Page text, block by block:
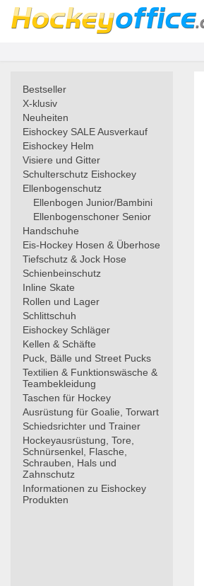
Bestseller
X-klusiv
Neuheiten
Eishockey SALE Ausverkauf
Eishockey Helm
Visiere und Gitter
Schulterschutz Eishockey
Ellenbogenschutz
Ellenbogen Junior/Bambini
Ellenbogenschoner Senior
Handschuhe
Eis-Hockey Hosen & Überhose
Tiefschutz & Jock Hose
Schienbeinschutz
Inline Skate
Rollen und Lager
Schlittschuh
Eishockey Schläger
Kellen & Schäfte
Puck, Bälle und Street Pucks
Textilien & Funktionswäsche &
Teambekleidung
Taschen für Hockey
Ausrüstung für Goalie, Torwart
Schiedsrichter und Trainer
Hockeyausrüstung, Tore,
Schnürsenkel, Flasche,
Schrauben, Hals und
Zahnschutz
Informationen zu Eishockey
Produkten